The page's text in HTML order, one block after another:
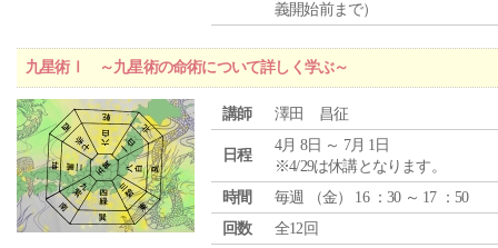
義開始前まで）
九星術Ⅰ ～九星術の命術について詳しく学ぶ～
講師 澤田 昌征
日程
4月 8日 ～ 7月 1日
※4/29は休講となります。
時間
毎週 （金） 16 ：30 ～ 17 ：50
回数
全12回